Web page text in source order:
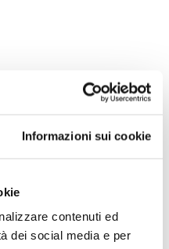
Informazioni sui cookie
contenuti ed
dei social media e per
Required